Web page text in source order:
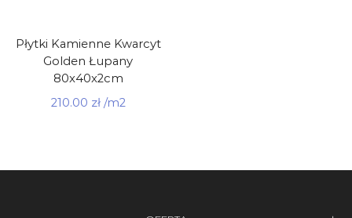
Płytki Kamienne Kwarcyt
Golden Łupany
80x40x2cm
210.00 zł/m2